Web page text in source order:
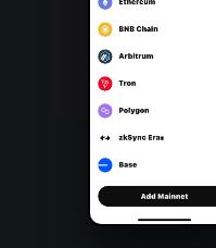
Português (Portugal)
Bahasa Indonesia
Português (Brasil)
Español (Argentina)